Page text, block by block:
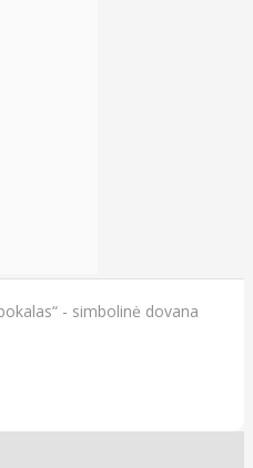
- simbolinė dovana